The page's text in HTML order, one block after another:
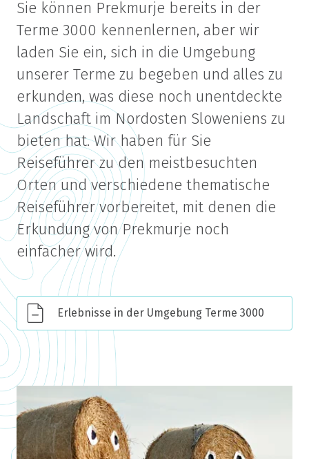
Sie können Prekmurje bereits in der
Terme 3000 kennenlernen, aber wir
laden Sie ein, sich in die Umgebung
unserer Terme zu begeben und alles zu
erkunden, was diese noch unentdeckte
Landschaft im Nordosten Sloweniens zu
bieten hat. Wir haben für Sie
Reiseführer zu den meistbesuchten
Orten und verschiedene thematische
Reiseführer vorbereitet, mit denen die
Erkundung von Prekmurje noch
einfacher wird.
Erlebnisse in der Umgebung Terme 3000